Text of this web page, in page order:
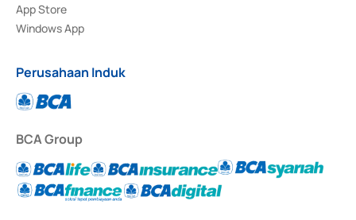
App Store
Windows App
Perusahaan Induk
BCA Group